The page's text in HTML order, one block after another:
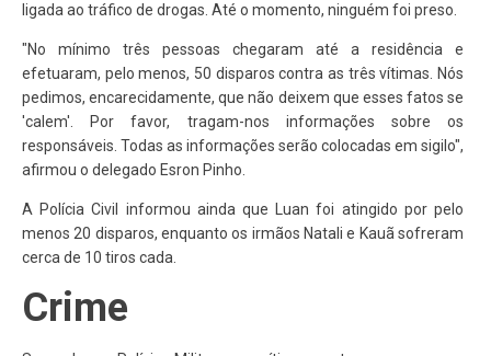
ligada ao tráfico de drogas. Até o momento, ninguém foi preso.
"No mínimo três pessoas chegaram até a residência e
efetuaram, pelo menos, 50 disparos contra as três vítimas. Nós
pedimos, encarecidamente, que não deixem que esses fatos se
'calem'. Por favor, tragam-nos informações sobre os
responsáveis. Todas as informações serão colocadas em sigilo",
afirmou o delegado Esron Pinho.
A Polícia Civil informou ainda que Luan foi atingido por pelo
menos 20 disparos, enquanto os irmãos Natali e Kauã sofreram
cerca de 10 tiros cada.
Crime